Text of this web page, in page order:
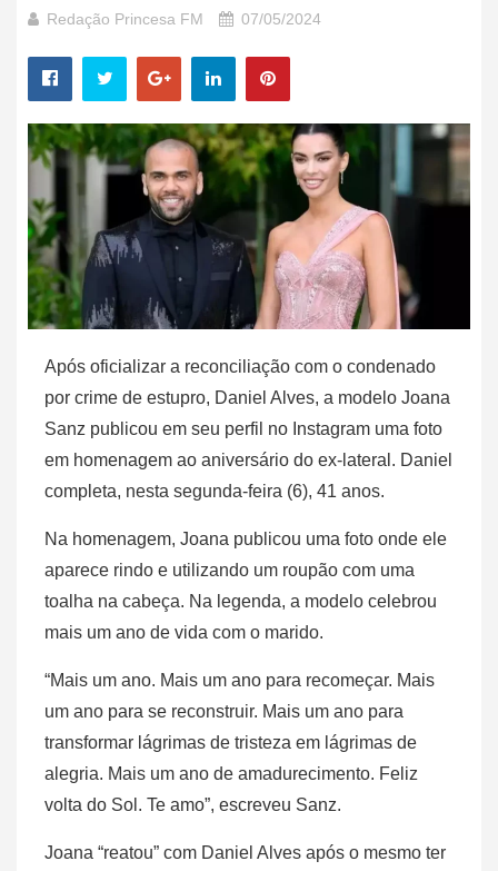
Redação Princesa FM 07/05/2024
Após oficializar a reconciliação com o condenado
por crime de estupro, Daniel Alves, a modelo Joana
Sanz publicou em seu perfil no Instagram uma foto
em homenagem ao aniversário do ex-lateral. Daniel
completa, nesta segunda-feira (6), 41 anos.
Na homenagem, Joana publicou uma foto onde ele
aparece rindo e utilizando um roupão com uma
toalha na cabeça. Na legenda, a modelo celebrou
mais um ano de vida com o marido.
“Mais um ano. Mais um ano para recomeçar. Mais
um ano para se reconstruir. Mais um ano para
transformar lágrimas de tristeza em lágrimas de
alegria. Mais um ano de amadurecimento. Feliz
volta do Sol. Te amo”, escreveu Sanz.
Joana “reatou” com Daniel Alves após o mesmo ter